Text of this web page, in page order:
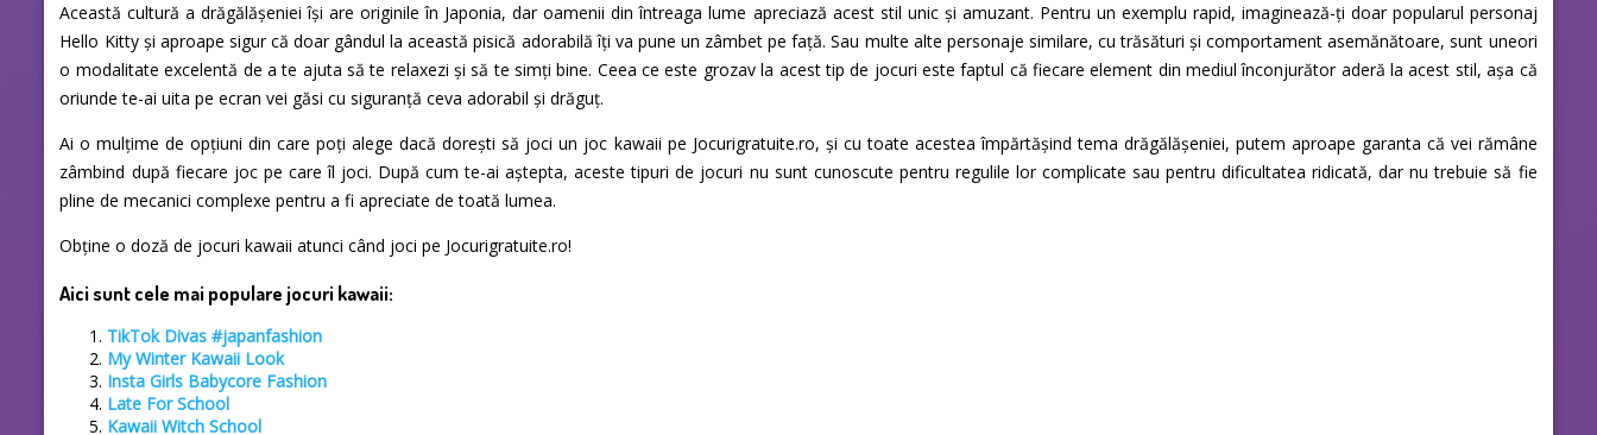
Această cultură a drăgălășeniei își are originile în Japonia, dar oamenii din întreaga lume apreciază acest stil unic și amuzant. Pentru un exemplu rapid, imaginează-ți doar popularul personaj
Hello Kitty și aproape sigur că doar gândul la această pisică adorabilă îți va pune un zâmbet pe față. Sau multe alte personaje similare, cu trăsături și comportament asemănătoare, sunt uneori
o modalitate excelentă de a te ajuta să te relaxezi și să te simți bine. Ceea ce este grozav la acest tip de jocuri este faptul că fiecare element din mediul înconjurător aderă la acest stil, așa că
oriunde te-ai uita pe ecran vei găsi cu siguranță ceva adorabil și drăguț.
Ai o mulțime de opțiuni din care poți alege dacă dorești să joci un joc kawaii pe Jocurigratuite.ro, și cu toate acestea împărtășind tema drăgălășeniei, putem aproape garanta că vei rămâne
zâmbind după fiecare joc pe care îl joci. După cum te-ai aștepta, aceste tipuri de jocuri nu sunt cunoscute pentru regulile lor complicate sau pentru dificultatea ridicată, dar nu trebuie să fie
pline de mecanici complexe pentru a fi apreciate de toată lumea.
Obține o doză de jocuri kawaii atunci când joci pe Jocurigratuite.ro!
Aici sunt cele mai populare jocuri kawaii:
TikTok Divas #japanfashion
My Winter Kawaii Look
Insta Girls Babycore Fashion
Late For School
Kawaii Witch School